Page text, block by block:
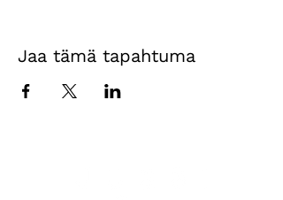
Jaa tämä tapahtuma